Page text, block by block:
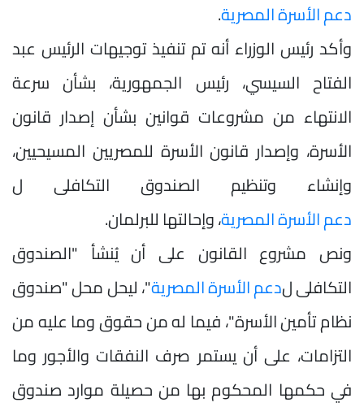
دعم الأسرة المصرية.
وأكد رئيس الوزراء أنه تم تنفيذ توجيهات الرئيس عبد
الفتاح السيسي، رئيس الجمهورية، بشأن سرعة
الانتهاء من مشروعات قوانين بشأن إصدار قانون
الأسرة، وإصدار قانون الأسرة للمصريين المسيحيين،
وإنشاء وتنظيم الصندوق التكافلى ل
دعم الأسرة المصرية، وإحالتها للبرلمان.
ونص مشروع القانون على أن يُنشأ "الصندوق
التكافلى لدعم الأسرة المصرية"، ليحل محل "صندوق
نظام تأمين الأسرة"، فيما له من حقوق وما عليه من
التزامات، على أن يستمر صرف النفقات والأجور وما
في حكمها المحكوم بها من حصيلة موارد صندوق